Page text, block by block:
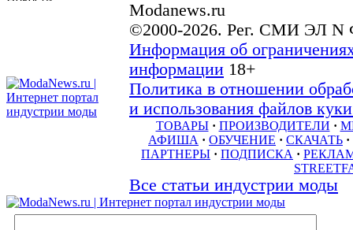
Modanews.ru
©2000-2026. Рег. СМИ ЭЛ N
Информация об
информации 18+
Политика в отношении
и использования файлов
ТОВАРЫ · ПРОИЗВОДИТЕЛИ ·
АФИША · ОБУЧЕНИЕ · СКАЧАТЬ ·
ПАРТНЕРЫ · ПОДПИСКА ·
Все статьи индустрии моды